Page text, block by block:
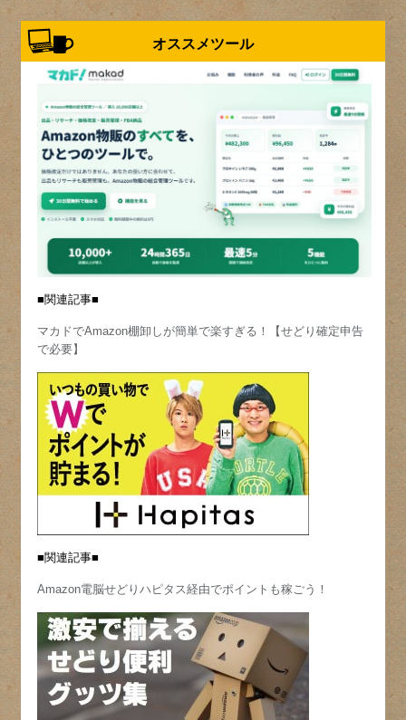
オススメツール
■関連記事■
マカドでAmazon棚卸しが簡単で楽すぎる！【せどり確定申告
で必要】
■関連記事■
Amazon電脳せどりハピタス経由でポイントも稼ごう！